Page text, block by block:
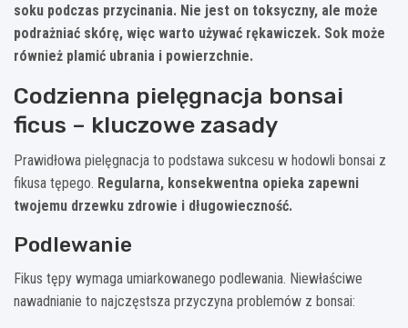
soku podczas przycinania. Nie jest on toksyczny, ale może
podrażniać skórę, więc warto używać rękawiczek. Sok może
również plamić ubrania i powierzchnie.
Codzienna pielęgnacja bonsai
ficus – kluczowe zasady
Prawidłowa pielęgnacja to podstawa sukcesu w hodowli bonsai z
fikusa tępego. Regularna, konsekwentna opieka zapewni
twojemu drzewku zdrowie i długowieczność.
Podlewanie
Fikus tępy wymaga umiarkowanego podlewania. Niewłaściwe
nawadnianie to najczęstsza przyczyna problemów z bonsai: